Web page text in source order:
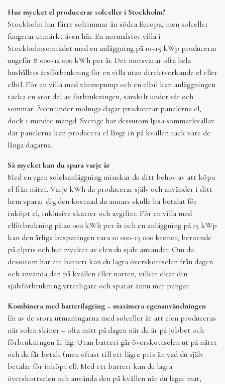
Hur mycket el producerar solceller i Stockholm?
Stockholm har färre soltimmar än södra Europa, men solceller
fungerar utmärkt även här. En normalstor villa i
Stockholmsområdet med en anläggning på 10–15 kWp producerar
ungefär 8 000–12 000 kWh per år. Det motsvarar ofta hela
hushållets årsförbrukning för en villa utan direktverkande el eller
elbil. För en villa med värmepump och en elbil kan anläggningen
täcka en stor del av förbrukningen, särskilt under vår och
sommar. Även under molniga dagar producerar panelerna el,
dock i mindre mängd. Sverige har dessutom ljusa sommarkvällar
där panelerna kan producera el långt in på kvällen tack vare de
långa dagarna.
Så mycket kan du spara varje år
Med en egen solelsanläggning minskar du ditt behov av att köpa
el från nätet. Varje kWh du producerar själv och använder i ditt
hem sparar dig den kostnad du annars skulle ha betalat för
inköpt el, inklusive skatter och avgifter. För en villa med
elförbrukning på 20 000 kWh per år och en anläggning på 15 kWp
kan den årliga besparingen vara 10 000–15 000 kronor, beroende
på elpris och hur mycket av elen du själv använder. Om du
dessutom har ett batteri kan du lagra överskottselen från dagen
och använda den på kvällen eller natten, vilket ökar din
självförbrukning ytterligare och sparar ännu mer pengar.
Kombinera med batterilagring – maximera egenanvändningen
En av de stora utmaningarna med solceller är att elen produceras
när solen skiner – ofta mitt på dagen när du är på jobbet och
förbrukningen är låg. Utan batteri går överskottselen ut på nätet
och du får betalt (men oftast till ett lägre pris än vad du själv
betalar för inköpt el). Med ett batteri kan du lagra
överskottselen och använda den på kvällen när du lagar mat,